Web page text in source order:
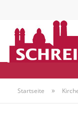
Startseite »